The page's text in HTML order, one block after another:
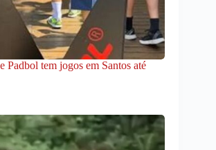
Padbol tem jogos em Santos até